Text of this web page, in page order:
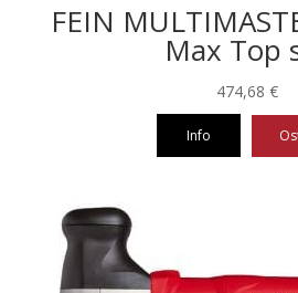
FEIN
Max Top
474,68 €
Info